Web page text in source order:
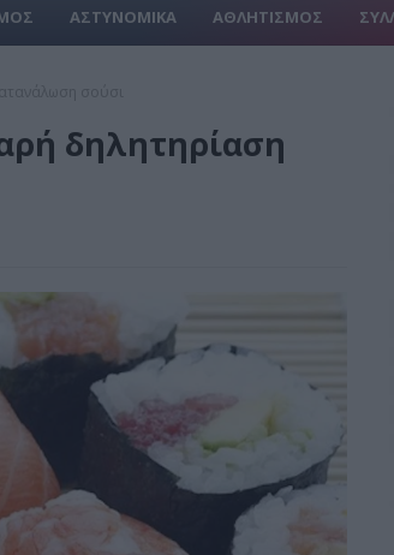
ΑΣΤΥΝΟΜΙΚΑ ΑΘΛΗΤΙΣΜΟΣ
δηλητηρίαση